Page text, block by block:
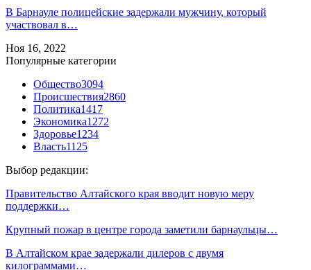
В Барнауле полицейские задержали мужчину, который
участвовал в…
Ноя 16, 2022
Популярные категории
Общество3094
Происшествия2860
Политика1417
Экономика1272
Здоровье1234
Власть1125
Выбор редакции:
Правительство Алтайского края вводит новую меру
поддержки…
Крупный пожар в центре города заметили барнаульцы…
В Алтайском крае задержали дилеров с двумя
килограммами…